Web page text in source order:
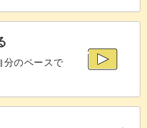
分のペースで